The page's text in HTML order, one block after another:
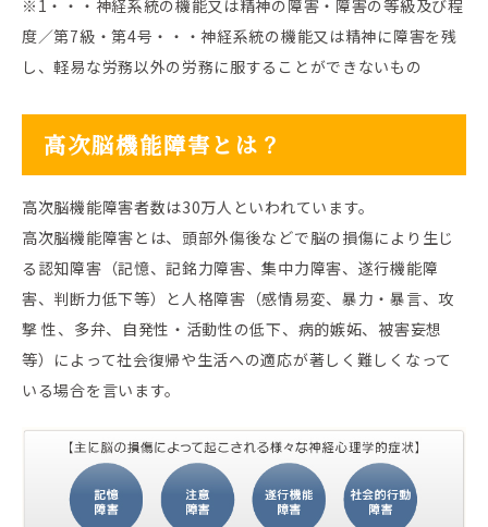
※1・・・神経系統の機能又は精神の障害・障害の等級及び程
度／第7級・第4号・・・神経系統の機能又は精神に障害を残
し、軽易な労務以外の労務に服することができないもの
高次脳機能障害とは？
高次脳機能障害者数は30万人といわれています。
高次脳機能障害とは、頭部外傷後などで脳の損傷により生じ
る認知障害（記憶、記銘力障害、集中力障害、遂行機能障
害、判断力低下等）と人格障害（感情易変、暴力・暴言、攻
撃 性、多弁、自発性・活動性の低下、病的嫉妬、被害妄想
等）によって社会復帰や生活への適応が著しく難しくなって
いる場合を言います。